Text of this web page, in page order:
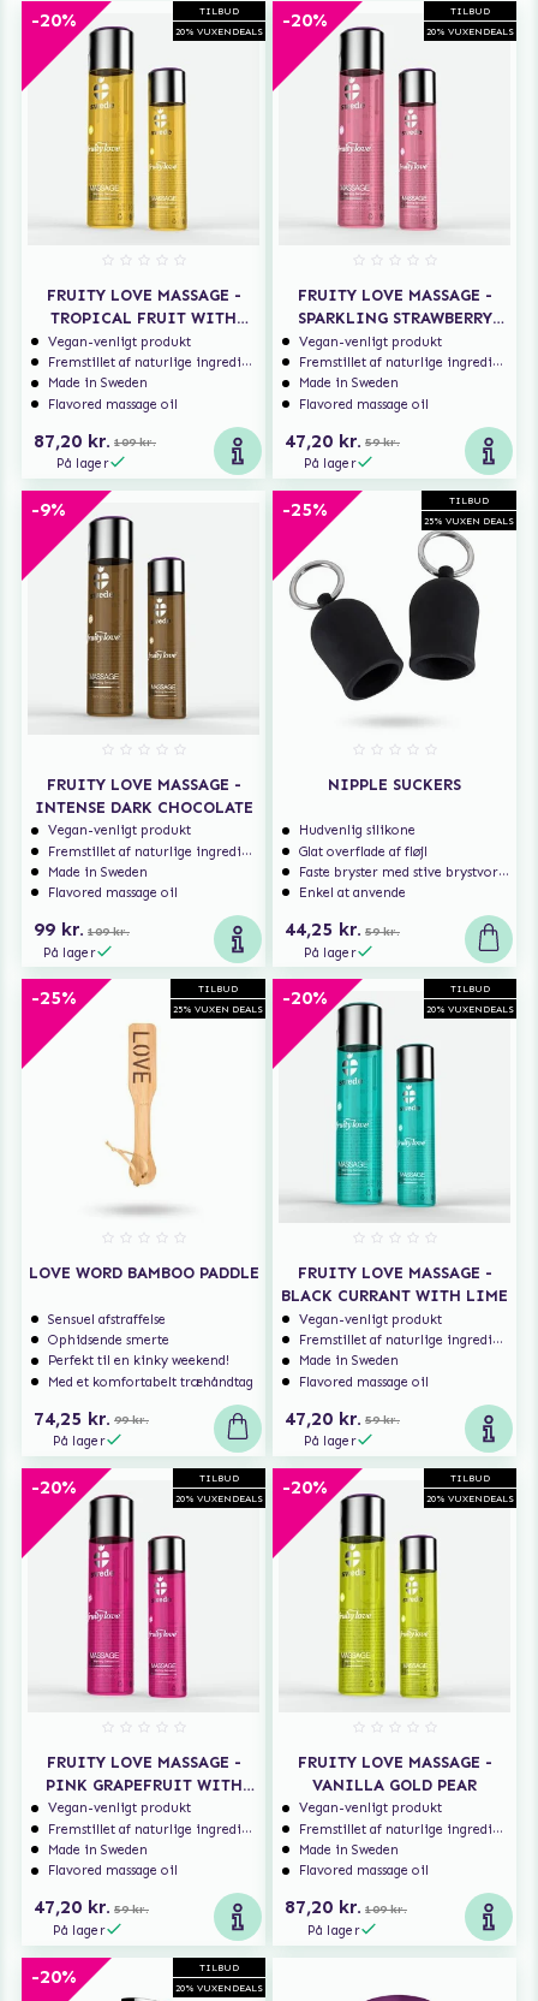
TILBUD
20% VUXENDEALS
-20%
FRUITY LOVE MASSAGE -
TROPICAL FRUIT WITH
HONEY
Vegan-venligt produkt
Fremstillet af naturlige ingredienser
Made in Sweden
Flavored massage oil
87,20 kr. 109 kr.
På lager
TILBUD
20% VUXENDEALS
-20%
FRUITY LOVE MASSAGE -
SPARKLING STRAWBERRY
WINE
Vegan-venligt produkt
Fremstillet af naturlige ingredienser
Made in Sweden
Flavored massage oil
47,20 kr. 59 kr.
På lager
-9%
FRUITY LOVE MASSAGE -
INTENSE DARK CHOCOLATE
Vegan-venligt produkt
Fremstillet af naturlige ingredienser
Made in Sweden
Flavored massage oil
99 kr. 109 kr.
På lager
TILBUD
25% VUXEN DEALS
-25%
NIPPLE SUCKERS
Hudvenlig silikone
Glat overflade af fløjl
Faste bryster med stive brystvorter
Enkel at anvende
44,25 kr. 59 kr.
På lager
TILBUD
25% VUXEN DEALS
-25%
LOVE WORD BAMBOO PADDLE
Sensuel afstraffelse
Ophidsende smerte
Perfekt til en kinky weekend!
Med et komfortabelt træhåndtag
74,25 kr. 99 kr.
På lager
TILBUD
20% VUXENDEALS
-20%
FRUITY LOVE MASSAGE -
BLACK CURRANT WITH LIME
Vegan-venligt produkt
Fremstillet af naturlige ingredienser
Made in Sweden
Flavored massage oil
47,20 kr. 59 kr.
På lager
TILBUD
20% VUXENDEALS
-20%
FRUITY LOVE MASSAGE -
PINK GRAPEFRUIT WITH
MANGO
Vegan-venligt produkt
Fremstillet af naturlige ingredienser
Made in Sweden
Flavored massage oil
47,20 kr. 59 kr.
På lager
TILBUD
20% VUXENDEALS
-20%
FRUITY LOVE MASSAGE -
VANILLA GOLD PEAR
Vegan-venligt produkt
Fremstillet af naturlige ingredienser
Made in Sweden
Flavored massage oil
87,20 kr. 109 kr.
På lager
TILBUD
20% VUXENDEALS
-20%